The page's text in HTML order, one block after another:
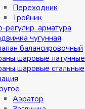
Переходник
Тройник
регулир. арматура
чугунная
балансировочный
шаровые латунные
шаровые стальные
Аэратор